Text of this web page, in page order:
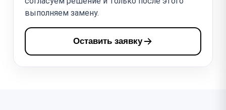
выполняем замену.
Оставить заявку